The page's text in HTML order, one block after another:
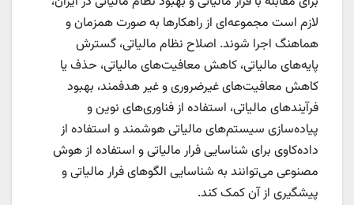
لازم است مجموعه‌ای از راهکارها به صورت همزمان و
هماهنگ اجرا شوند. اصلاح نظام مالیاتی، گسترش
پایه‌های مالیاتی، کاهش معافیت‌های مالیاتی، حذف یا
کاهش معافیت‌های غیرضروری و غیر هدفمند، بهبود
فرآیندهای مالیاتی، استفاده از فناوری‌های نوین و
پیاده‌سازی سیستم‌های مالیاتی هوشمند و استفاده از
داده‌کاوی برای شناسایی فرار مالیاتی و استفاده از هوش
مصنوعی می‌توانند به شناسایی الگوهای فرار مالیاتی و
پیشگیری از آن کمک کند.